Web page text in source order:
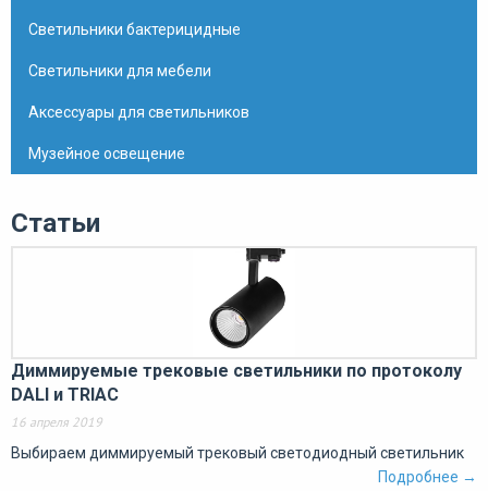
Светильники бактерицидные
Светильники для мебели
Аксессуары для светильников
Музейное освещение
Статьи
Диммируемые трековые светильники по протоколу
DALI и TRIAC
16 апреля 2019
Выбираем диммируемый трековый светодиодный светильник
Подробнее →